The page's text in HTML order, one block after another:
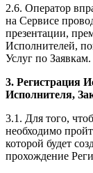
2.6. Оператор
на Сервисе
презентации,
Исполнителей,
Услуг по Заявкам.
3. Регистрация
Исполнителя,
3.1. Для того,
необходимо
которой будет
прохождение